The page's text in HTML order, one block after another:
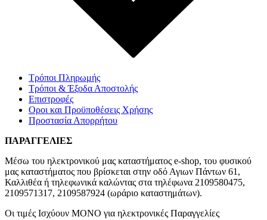
Τρόποι Πληρωμής
Τρόποι & Έξοδα Αποστολής
Επιστροφές
Οροι και Προϋποθέσεις Χρήσης
Προστασία Απορρήτου
ΠΑΡΑΓΓΕΛΙΕΣ
Μέσω του ηλεκτρονικού μας καταστήματος e-shop, του φυσικού
μας καταστήματος που βρίσκεται στην οδό Αγιων Πάντων 61,
Καλλιθέα ή τηλεφωνικά καλώντας στα τηλέφωνα 2109580475,
2109571317, 2109587924 (ωράριο καταστημάτων).
Οι τιμές Ισχύουν ΜΟΝΟ για ηλεκτρονικές Παραγγελίες